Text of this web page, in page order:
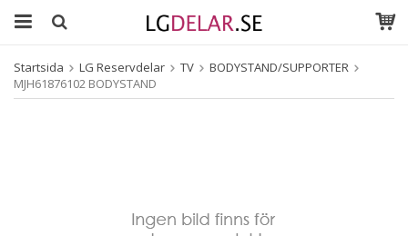
Startsida LG Reservdelar TV
BODYSTAND/SUPPORTER
MJH61876102 BODYSTAND